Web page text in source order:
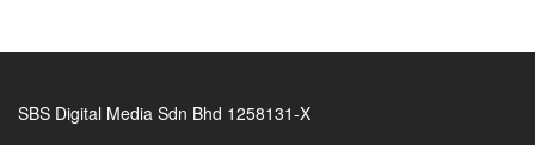
SBS Digital Media Sdn Bhd 1258131-X